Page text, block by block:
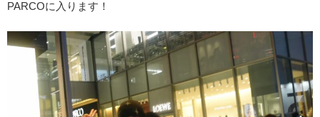
PARCOに入ります！